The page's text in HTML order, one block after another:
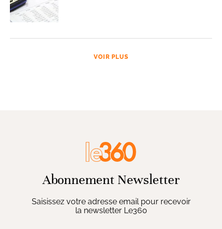
VOIR PLUS
Abonnement Newsletter
Saisissez votre adresse email pour recevoir
la newsletter Le360